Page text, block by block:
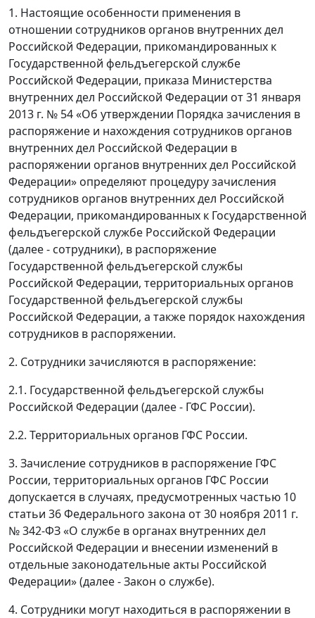
1. Настоящие особенности применения в
отношении сотрудников органов внутренних дел
Российской Федерации, прикомандированных к
Государственной фельдъегерской службе
Российской Федерации, приказа Министерства
внутренних дел Российской Федерации от 31 января
2013 г. № 54 «Об утверждении Порядка зачисления в
распоряжение и нахождения сотрудников органов
внутренних дел Российской Федерации в
распоряжении органов внутренних дел Российской
Федерации» определяют процедуру зачисления
сотрудников органов внутренних дел Российской
Федерации, прикомандированных к Государственной
фельдъегерской службе Российской Федерации
(далее - сотрудники), в распоряжение
Государственной фельдъегерской службы
Российской Федерации, территориальных органов
Государственной фельдъегерской службы
Российской Федерации, а также порядок нахождения
сотрудников в распоряжении.
2. Сотрудники зачисляются в распоряжение:
2.1. Государственной фельдъегерской службы
Российской Федерации (далее - ГФС России).
2.2. Территориальных органов ГФС России.
3. Зачисление сотрудников в распоряжение ГФС
России, территориальных органов ГФС России
допускается в случаях, предусмотренных частью 10
статьи 36 Федерального закона от 30 ноября 2011 г.
№ 342-ФЗ «О службе в органах внутренних дел
Российской Федерации и внесении изменений в
отдельные законодательные акты Российской
Федерации» (далее - Закон о службе).
4. Сотрудники могут находиться в распоряжении в